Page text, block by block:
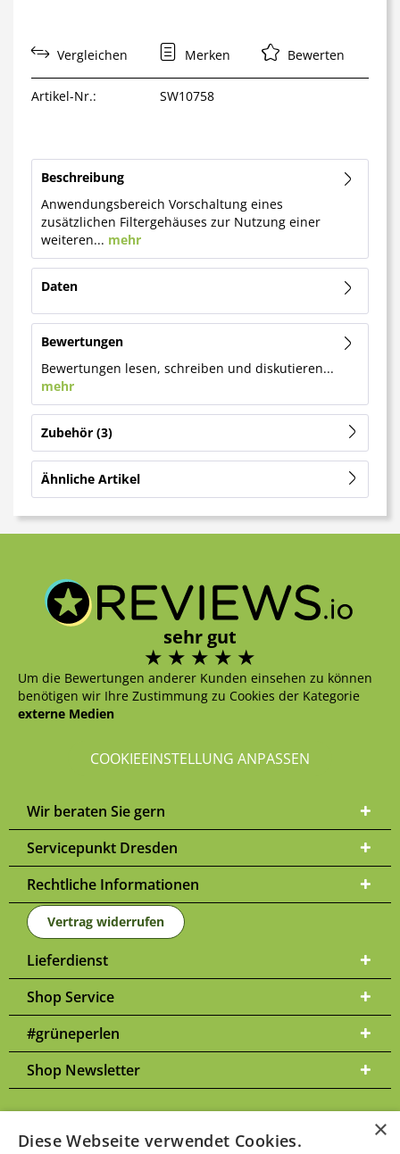
Vergleichen Merken Bewerten
Artikel-Nr.: SW10758
Beschreibung
Anwendungsbereich Vorschaltung eines
zusätzlichen Filtergehäuses zur Nutzung einer
weiteren... mehr
Daten
Bewertungen
Bewertungen lesen, schreiben und diskutieren...
mehr
Zubehör 3
Ähnliche Artikel
sehr gut
Um die Bewertungen anderer Kunden einsehen zu können
benötigen wir Ihre Zustimmung zu Cookies der Kategorie
externe Medien
COOKIEEINSTELLUNG ANPASSEN
Wir beraten Sie gern
Servicepunkt Dresden
Rechtliche Informationen
Vertrag widerrufen
Lieferdienst
Shop Service
#grüneperlen
Shop Newsletter
×
Diese Webseite verwendet Cookies.